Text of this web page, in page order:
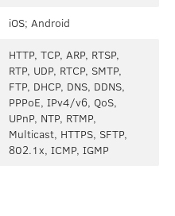
iOS; Android
HTTP, TCP, ARP, RTSP,
RTP, UDP, RTCP, SMTP,
FTP, DHCP, DNS, DDNS,
PPPoE, IPv4/v6, QoS,
UPnP, NTP, RTMP,
Multicast, HTTPS, SFTP,
802.1x, ICMP, IGMP